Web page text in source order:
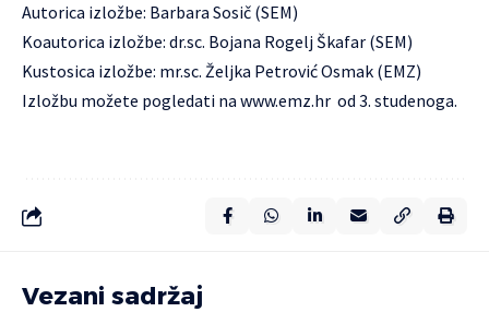
Autorica izložbe: Barbara Sosič (SEM)
Koautorica izložbe: dr.sc. Bojana Rogelj Škafar (SEM)
Kustosica izložbe: mr.sc. Željka Petrović Osmak (EMZ)
Izložbu možete pogledati na www.emz.hr od 3. studenoga.
Vezani sadržaj